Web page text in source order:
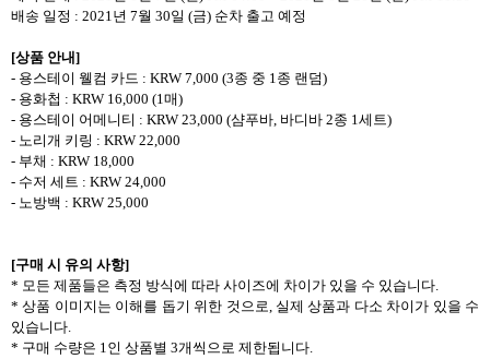
배송 일정 : 2021년 7월 30일 (금) 순차 출고 예정
[상품 안내]
- 용스테이 웰컴 카드 : KRW 7,000 (3종 중 1종 랜덤)
- 용화첩 : KRW 16,000 (1매)
- 용스테이 어메니티 : KRW 23,000 (샴푸바, 바디바 2종 1세트)
- 노리개 키링 : KRW 22,000
- 부채 : KRW 18,000
- 수저 세트 : KRW 24,000
- 노방백 : KRW 25,000
[구매 시 유의 사항]
* 모든 제품들은 측정 방식에 따라 사이즈에 차이가 있을 수 있습니다.
*상품 이미지는 이해를 돕기 위한 것으로, 실제 상품과 다소 차이가 있을 수
있습니다.
* 구매 수량은 1인 상품별 3개씩으로 제한됩니다.